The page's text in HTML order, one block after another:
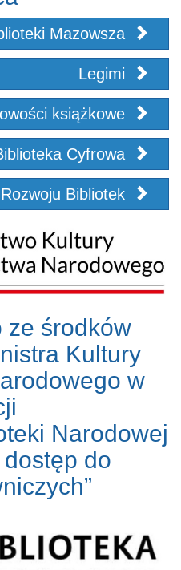
Mazowsza
Legimi
książkowe
Cyfrowa
Bibliotek
ze środków
Kultury
w
Narodowej
do